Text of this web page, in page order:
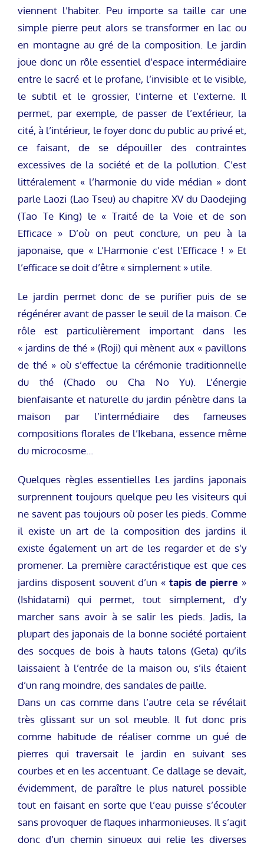
viennent l’habiter. Peu importe sa taille car une
simple pierre peut alors se transformer en lac ou
en montagne au gré de la composition. Le jardin
joue donc un rôle essentiel d’espace intermédiaire
entre le sacré et le profane, l’invisible et le visible,
le subtil et le grossier, l’interne et l’externe. Il
permet, par exemple, de passer de l’extérieur, la
cité, à l’intérieur, le foyer donc du public au privé et,
ce faisant, de se dépouiller des contraintes
excessives de la société et de la pollution. C’est
littéralement « l’harmonie du vide médian » dont
parle Laozi (Lao Tseu) au chapitre XV du Daodejing
(Tao Te King) le « Traité de la Voie et de son
Efficace » D’où on peut conclure, un peu à la
japonaise, que « L’Harmonie c’est l’Efficace ! » Et
l’efficace se doit d’être « simplement » utile.
Le jardin permet donc de se purifier puis de se
régénérer avant de passer le seuil de la maison. Ce
rôle est particulièrement important dans les
« jardins de thé » (Roji) qui mènent aux « pavillons
de thé » où s’effectue la cérémonie traditionnelle
du thé (Chado ou Cha No Yu). L’énergie
bienfaisante et naturelle du jardin pénètre dans la
maison par l’intermédiaire des fameuses
compositions florales de l’Ikebana, essence même
du microcosme…
Quelques règles essentielles Les jardins japonais
surprennent toujours quelque peu les visiteurs qui
ne savent pas toujours où poser les pieds. Comme
il existe un art de la composition des jardins il
existe également un art de les regarder et de s’y
promener. La première caractéristique est que ces
jardins disposent souvent d’un « tapis de pierre »
(Ishidatami) qui permet, tout simplement, d’y
marcher sans avoir à se salir les pieds. Jadis, la
plupart des japonais de la bonne société portaient
des socques de bois à hauts talons (Geta) qu’ils
laissaient à l’entrée de la maison ou, s’ils étaient
d’un rang moindre, des sandales de paille.
Dans un cas comme dans l’autre cela se révélait
très glissant sur un sol meuble. Il fut donc pris
comme habitude de réaliser comme un gué de
pierres qui traversait le jardin en suivant ses
courbes et en les accentuant. Ce dallage se devait,
évidemment, de paraître le plus naturel possible
tout en faisant en sorte que l’eau puisse s’écouler
sans provoquer de flaques inharmonieuses. Il s’agit
donc d’un chemin sinueux qui relie les diverses